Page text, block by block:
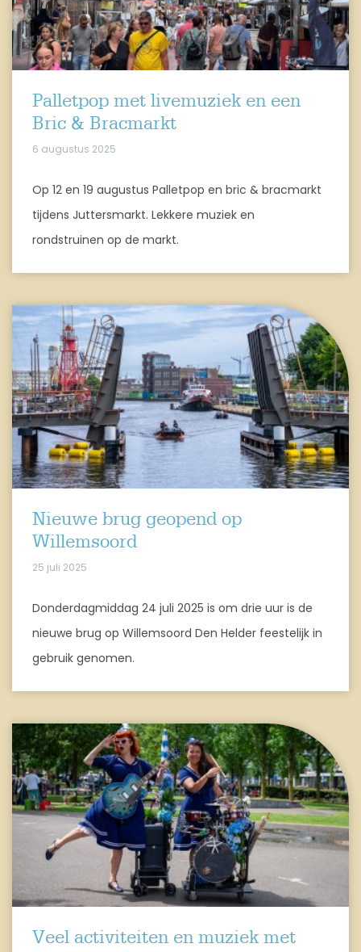
Palletpop met livemuziek en een
Bric & Bracmarkt
6 augustus 2025
Op 12 en 19 augustus Palletpop en bric & bracmarkt
tijdens Juttersmarkt. Lekkere muziek en
rondstruinen op de markt.
Nieuwe brug geopend op
Willemsoord
25 juli 2025
Donderdagmiddag 24 juli 2025 is om drie uur is de
nieuwe brug op Willemsoord Den Helder feestelijk in
gebruik genomen.
Veel activiteiten en muziek met